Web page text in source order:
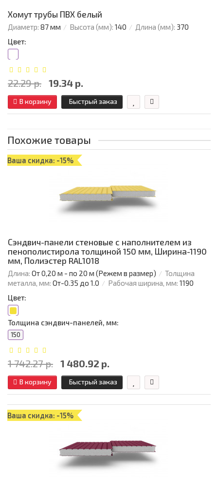
Хомут трубы ПВХ белый
Диаметр: 87 мм Высота (мм): 140 Длина (мм): 370
Цвет:
22.29 р. 19.34 р.
В корзину Быстрый заказ
Похожие товары
Ваша скидка: -15%
Сэндвич-панели стеновые с наполнителем из
пенополистирола толщиной 150 мм, Ширина-1190
мм, Полиэстер RAL1018
Длина: От 0,20 м - по 20 м (Режем в размер)
Толщина
металла, мм: От-0.35 до 1.0 Рабочая ширина, мм: 1190
Цвет:
Толщина сэндвич-панелей, мм:
150
1 742.27 р. 1 480.92 р.
В корзину Быстрый заказ
Ваша скидка: -15%